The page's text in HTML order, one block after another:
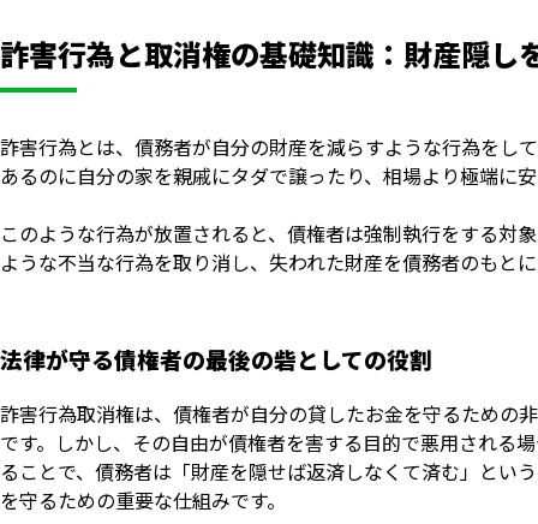
詐害行為と取消権の基礎知識：財産隠し
詐害行為とは、債務者が自分の財産を減らすような行為をし
あるのに自分の家を親戚にタダで譲ったり、相場より極端に
このような行為が放置されると、債権者は強制執行をする対
ような不当な行為を取り消し、失われた財産を債務者のもと
法律が守る債権者の最後の砦としての役割
詐害行為取消権は、債権者が自分の貸したお金を守るための
です。しかし、その自由が債権者を害する目的で悪用される
ることで、債務者は「財産を隠せば返済しなくて済む」とい
を守るための重要な仕組みです。